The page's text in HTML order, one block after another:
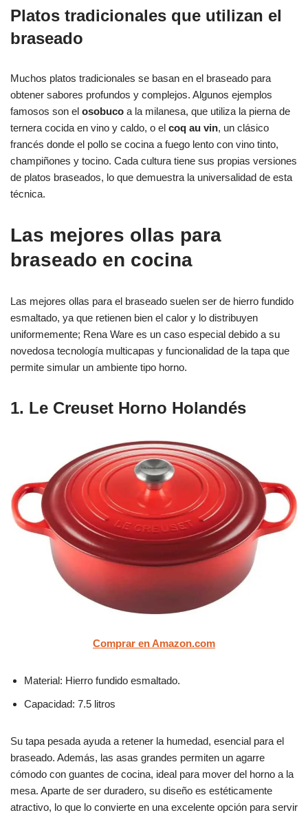
Platos tradicionales que utilizan el
braseado
Muchos platos tradicionales se basan en el braseado para
obtener sabores profundos y complejos. Algunos ejemplos
famosos son el osobuco a la milanesa, que utiliza la pierna de
ternera cocida en vino y caldo, o el coq au vin, un clásico
francés donde el pollo se cocina a fuego lento con vino tinto,
champiñones y tocino. Cada cultura tiene sus propias versiones
de platos braseados, lo que demuestra la universalidad de esta
técnica.
Las mejores ollas para
braseado en cocina
Las mejores ollas para el braseado suelen ser de hierro fundido
esmaltado, ya que retienen bien el calor y lo distribuyen
uniformemente; Rena Ware es un caso especial debido a su
novedosa tecnología multicapas y funcionalidad de la tapa que
permite simular un ambiente tipo horno.
1. Le Creuset Horno Holandés
Comprar en Amazon.com
Material: Hierro fundido esmaltado.
Capacidad: 7.5 litros
Su tapa pesada ayuda a retener la humedad, esencial para el
braseado. Además, las asas grandes permiten un agarre
cómodo con guantes de cocina, ideal para mover del horno a la
mesa. Aparte de ser duradero, su diseño es estéticamente
atractivo, lo que lo convierte en una excelente opción para servir